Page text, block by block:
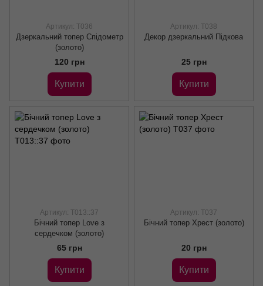
Артикул: Т036
Дзеркальний топер Спідометр
(золото)
120 грн
Купити
Артикул: Т038
Декор дзеркальний Підкова
25 грн
Купити
Артикул: Т013::37
Бічний топер Love з
сердечком (золото)
65 грн
Купити
Артикул: Т037
Бічний топер Хрест (золото)
20 грн
Купити